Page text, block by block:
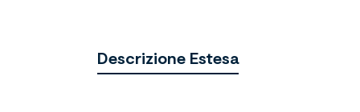
Descrizione Estesa